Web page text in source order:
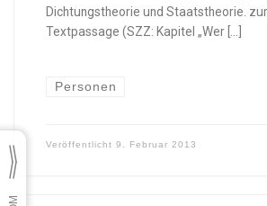
Dichtungstheorie und Staatstheorie.
Textpassage (SZZ: Kapitel „Wer […]
Personen
Veröffentlicht 9. Februar 2013